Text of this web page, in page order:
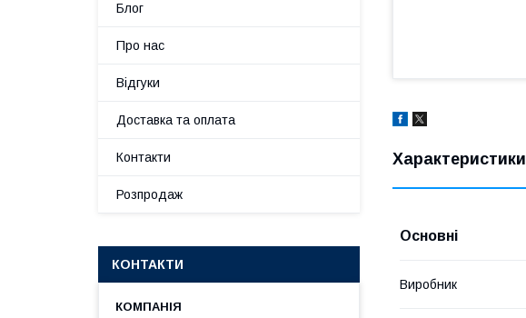
Характеристики
Основні
Виробник
Блог
Про нас
Відгуки
Доставка та оплата
Контакти
Розпродаж
КОНТАКТИ